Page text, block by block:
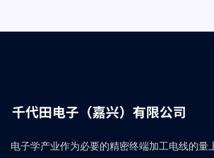
电子学产业作为必要的精密终端加工电线的量